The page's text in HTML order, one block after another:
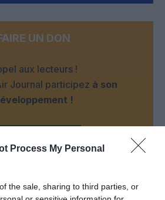
Process My Personal
the sale, sharing to third parties, or
UN DON
aux lecteurs !
Journal participez à son
!